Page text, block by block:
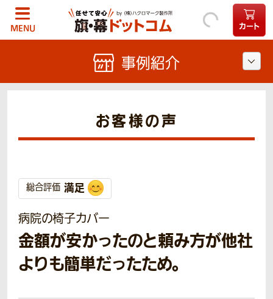
MENU カート
お客様の声
総合評価 満足
病院の椅子カバー
金額が安かったのと頼み方が他社
よりも簡単だったため。
事例紹介